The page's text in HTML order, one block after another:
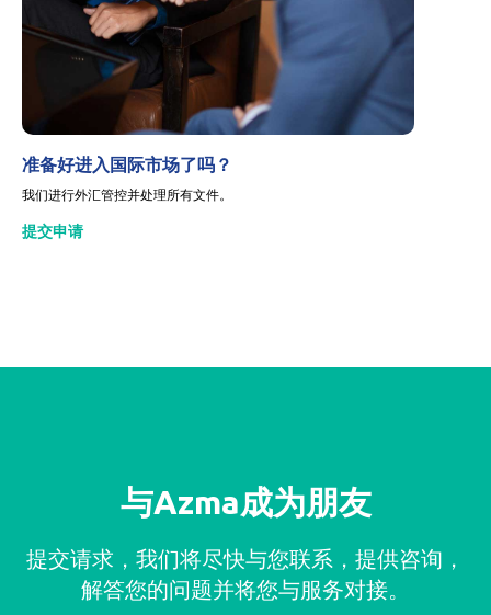
准备好进入国际市场了吗？
我们进行外汇管控并处理所有文件。
提交申请
与Azma成为朋友
提交请求，我们将尽快与您联系，提供咨询，
解答您的问题并将您与服务对接。